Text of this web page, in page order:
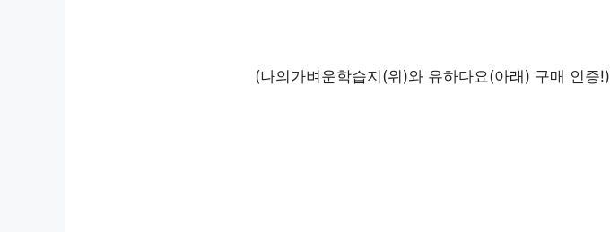
(나의가벼운학습지(위)와 유하다요(아래) 구매 인증!)